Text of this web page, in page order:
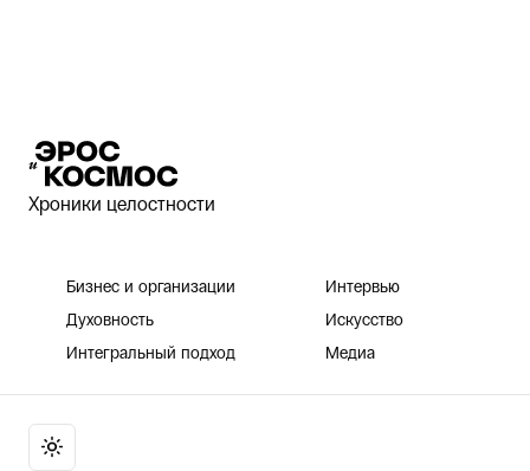
Эрос и Космос
Хроники целостности
Бизнес и организации
Духовность
Интегральный подход
Интервью
Искусство
Медиа